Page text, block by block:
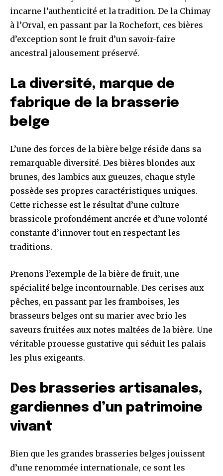
incarne l’authenticité et la tradition. De la Chimay
à l’Orval, en passant par la Rochefort, ces bières
d’exception sont le fruit d’un savoir-faire
ancestral jalousement préservé.
La diversité, marque de
fabrique de la brasserie
belge
L’une des forces de la bière belge réside dans sa
remarquable diversité. Des bières blondes aux
brunes, des lambics aux gueuzes, chaque style
possède ses propres caractéristiques uniques.
Cette richesse est le résultat d’une culture
brassicole profondément ancrée et d’une volonté
constante d’innover tout en respectant les
traditions.
Prenons l’exemple de la bière de fruit, une
spécialité belge incontournable. Des cerises aux
pêches, en passant par les framboises, les
brasseurs belges ont su marier avec brio les
saveurs fruitées aux notes maltées de la bière. Une
véritable prouesse gustative qui séduit les palais
les plus exigeants.
Des brasseries artisanales,
gardiennes d’un patrimoine
vivant
Bien que les grandes brasseries belges jouissent
d’une renommée internationale, ce sont les